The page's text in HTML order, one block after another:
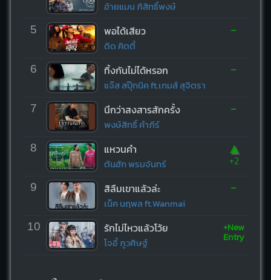
อ้ายแมน ภิสิทธิ์พงษ์
5 พอได้เสียว
ดิด คิตตี้
-
6 ทิ้งกันไม่ได้หรอก
แจ๊ส สปุ๊กนิค ft.เกมส์ สุจิตรา
-
7 นึกว่าสงสารสักครั้ง
พงษ์สิทธิ์ คำภีร์
-
8 แหวนคำ
ต้นฮัก พรมจันทร์
▲
+2
9 สิลืมเขาแล้วล่ะ
เน็ค นฤพล ft.Wanmai
-
10 รักไม่ไหวแล้วโว้ย
โจอี้ ภูวศิษฐ์
+New
Entry